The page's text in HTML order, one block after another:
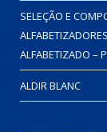
SELEÇÃO E
ALFABETIZADO –
ALDIR BLANC